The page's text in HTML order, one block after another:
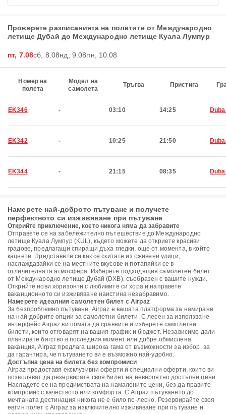
Проверете разписанията на полетите от Международно
летище Дубай до Международно летище Куала Лумпур
пт, 7.08сб, 8.08нд, 9.08пн, 10.08
Номер на
полета
Модел на
самолета
Тръгва Пристига
EK346 - 03:10 14:25
EK342 - 10:25 21:50
EK344 - 21:15 08:35
Намерете най-доброто пътуване и получете
перфектното си изживяване при пътуване
Открийте приключение, което никога няма да забравите
Отправете се на забележително пътешествие до Международно
летище Куала Лумпур (KUL), където можете да откриете красиви
градове, предлагащи спиращи дъха гледки, още от момента, в който
кацнете. Представете си как се скитате из оживени улици,
наслаждавайки се на местните вкусове и потапяйки се в
отличителната атмосфера. Изберете подходящия самолетен билет
от Международно летище Дубай (DXB), съобразен с вашите нужди.
Открийте нови хоризонти с любимите си хора и направете
ваканционното си изживяване наистина незабравимо.
Намерете идеалния самолетен билет с Airpaz
За безпроблемно пътуване, Airpaz е вашата платформа за намиране
на най-добрите опции за самолетни билети. С лесен за използване
интерфейс Airpaz ви помага да сравните и изберете самолетни
билети, които отговарят на вашия график и бюджет. Независимо дали
планирате бягство в последния момент или добре обмислена
ваканция, Airpaz предлага широка гама от възможности за избор, за
да гарантира, че пътуването ви е възможно най-удобно.
Достъпна цена на билета без компромиси
Airpaz предоставя ексклузивни оферти и специални оферти, които ви
позволяват да резервирате своя билет на невероятно достъпни цени.
Насладете се на предимствата на намалените цени, без да правите
компромис с качеството или комфорта. С Airpaz пътуването до
мечтаната дестинация никога не е било по-лесно. Резервирайте своя
евтин полет с Airpaz за изключително изживяване при пътуване и